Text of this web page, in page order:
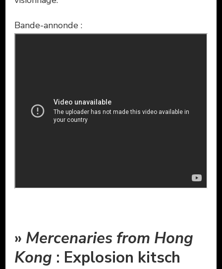
Bande-annonde :
» Mercenaries from Hong
Kong : Explosion kitsch